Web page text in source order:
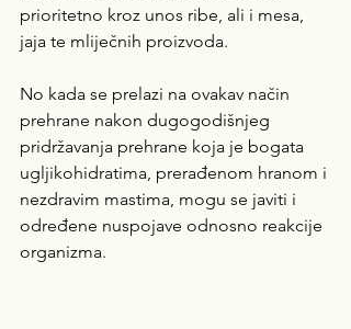
prioritetno kroz unos ribe, ali i mesa,
jaja te mliječnih proizvoda.
No kada se prelazi na ovakav način
prehrane nakon dugogodišnjeg
pridržavanja prehrane koja je bogata
ugljikohidratima, prerađenom hranom i
nezdravim mastima, mogu se javiti i
određene nuspojave odnosno reakcije
organizma.